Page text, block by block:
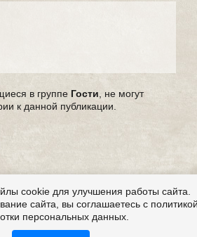
в группе Гости, не могут
к данной публикации.
cookie для улучшения работы сайта.
сайта, вы соглашаетесь с
персональных данных.